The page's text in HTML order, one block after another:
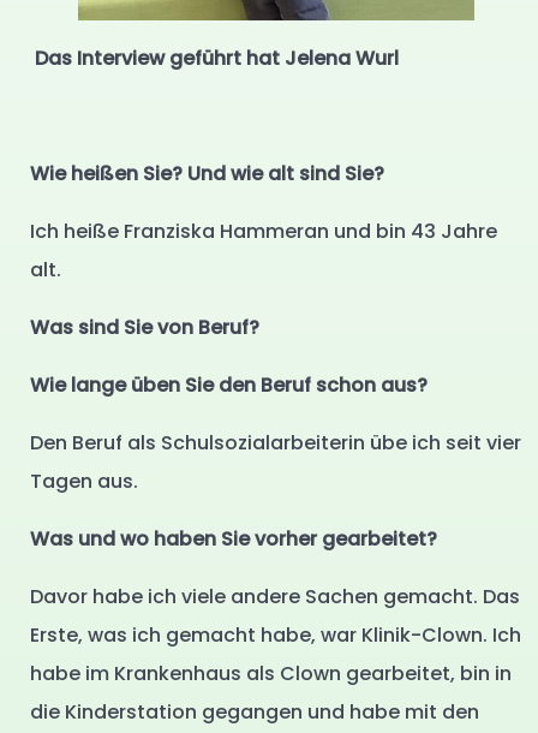
Das Interview geführt hat Jelena Wurl
Wie heißen Sie? Und wie alt sind Sie?
Ich heiße Franziska Hammeran und bin 43 Jahre
alt.
Was sind Sie von Beruf?
Wie lange üben Sie den Beruf schon aus?
Den Beruf als Schulsozialarbeiterin übe ich seit vier
Tagen aus.
Was und wo haben Sie vorher gearbeitet?
Davor habe ich viele andere Sachen gemacht. Das
Erste, was ich gemacht habe, war Klinik-Clown. Ich
habe im Krankenhaus als Clown gearbeitet, bin in
die Kinderstation gegangen und habe mit den